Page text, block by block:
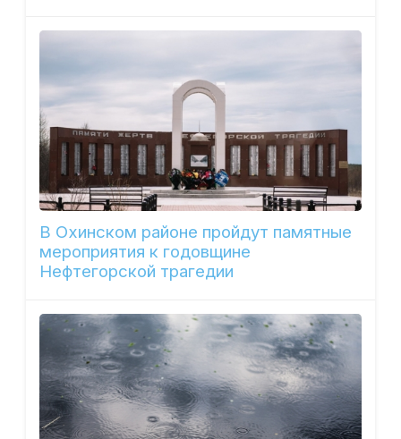
В Охинском районе пройдут памятные
мероприятия к годовщине
Нефтегорской трагедии